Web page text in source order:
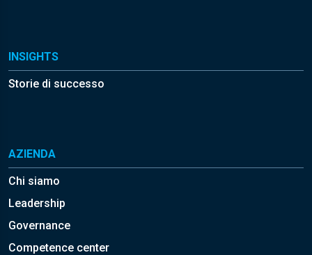
INSIGHTS
Storie di successo
AZIENDA
Chi siamo
Leadership
Governance
Competence center